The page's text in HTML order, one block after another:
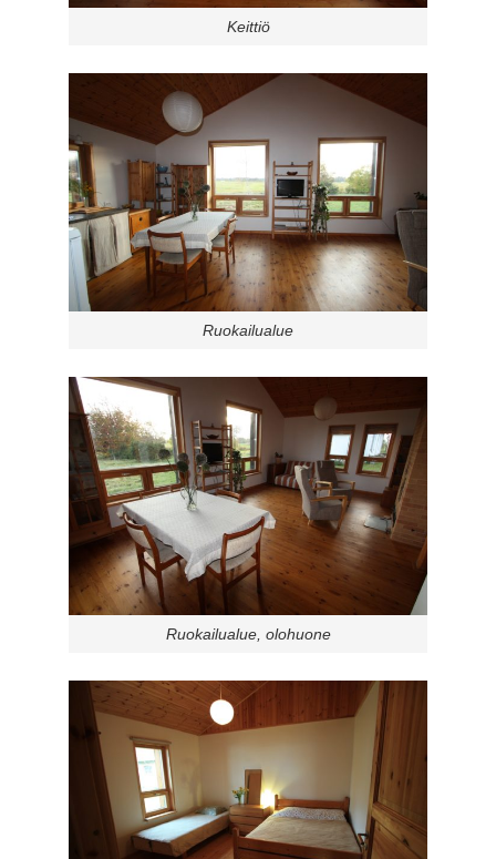
Keittiö
Ruokailualue
Ruokailualue, olohuone